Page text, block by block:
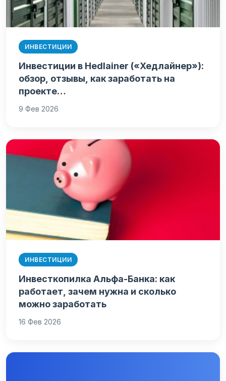
ИНВЕСТИЦИИ
Инвестиции в Hedlainer («Хедлайнер»):
обзор, отзывы, как заработать на
проекте…
9 Фев 2026
ИНВЕСТИЦИИ
Инвесткопилка Альфа-Банка: как
работает, зачем нужна и сколько
можно заработать
16 Фев 2026